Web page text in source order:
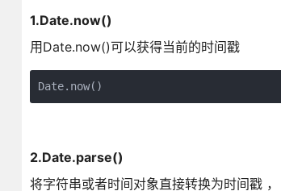
1.Date.now()
用Date.now()可以获得当前的时间戳
Date.now()
2.Date.parse()
将字符串或者时间对象直接转换为时间戳